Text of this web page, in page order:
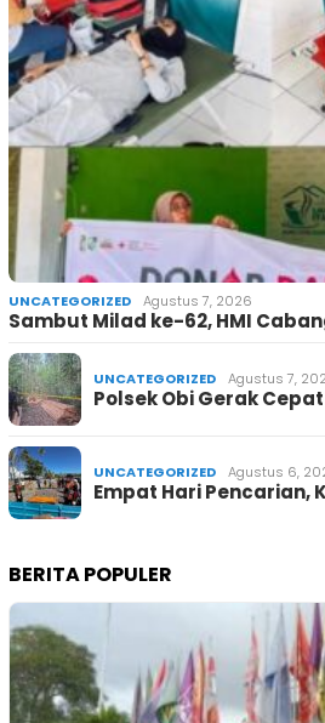
UNCATEGORIZED Agustus 7, 2026
Sambut Milad ke-62, HMI
UNCATEGORIZED Agustus 7,
Polsek Obi Gerak
UNCATEGORIZED Agustus 6,
Empat Hari Pencarian,
BERITA POPULER